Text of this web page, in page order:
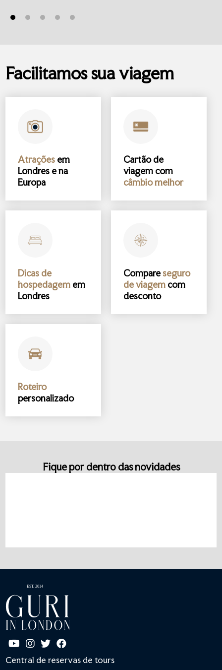
Facilitamos sua viagem
Atrações em
Londres e na
Europa
Cartão de
viagem com
câmbio melhor
Dicas de
hospedagem em
Londres
Compareseguro
de viagem com
desconto
Roteiro
personalizado
Fique por dentro das novidades
Central de reservas de tours